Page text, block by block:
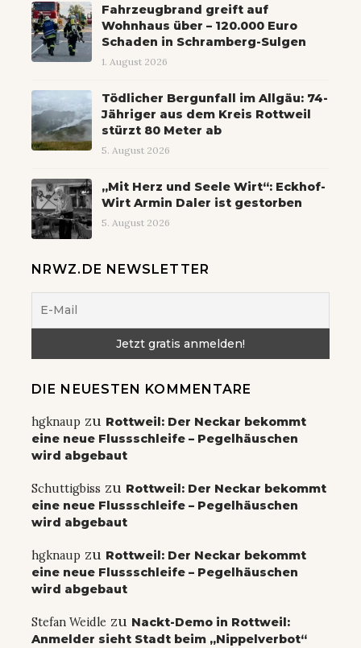
Fahrzeugbrand greift auf
Wohnhaus über – 120.000 Euro
Schaden in Schramberg-Sulgen
1. August 2026
Tödlicher Bergunfall im Allgäu: 74-
Jähriger aus dem Kreis Rottweil
stürzt 80 Meter ab
5. August 2026
„Mit Herz und Seele Wirt“: Eckhof-
Wirt Armin Daler ist gestorben
5. August 2026
NRWZ.DE NEWSLETTER
DIE NEUESTEN KOMMENTARE
hgknaup zu Rottweil: Der Neckar bekommt
eine neue Flussschleife – Pegelhäuschen
wird abgebaut
Schuttigbiss zu Rottweil: Der Neckar bekommt
eine neue Flussschleife – Pegelhäuschen
wird abgebaut
hgknaup zu Rottweil: Der Neckar bekommt
eine neue Flussschleife – Pegelhäuschen
wird abgebaut
Stefan Weidle zu Nackt-Demo in Rottweil:
Anmelder sieht Stadt beim „Nippelverbot“